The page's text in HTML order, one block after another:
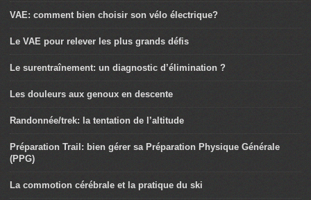
VAE: comment bien choisir son vélo électrique?
Le VAE pour relever les plus grands défis
Le surentraînement: un diagnostic d’élimination ?
Les douleurs aux genoux en descente
Randonnée/trek: la tentation de l’altitude
Préparation Trail: bien gérer sa Préparation Physique Générale
(PPG)
La commotion cérébrale et la pratique du ski